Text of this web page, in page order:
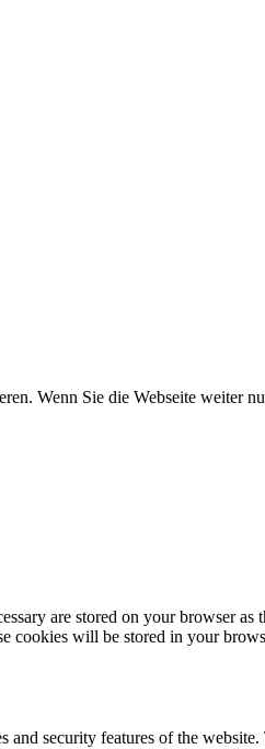
Wenn Sie die Webseite weiter
are stored on your browser as
cookies will be stored in your
security features of the